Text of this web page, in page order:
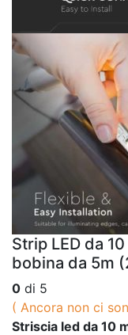
Strip LED da
bobina da 5m
0 di 5
( Ancora non ci
Striscia led da 10